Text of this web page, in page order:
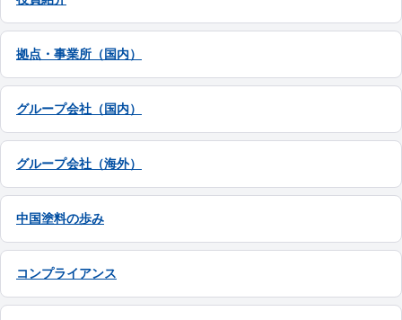
拠点・事業所（国内）
グループ会社（国内）
グループ会社（海外）
中国塗料の歩み
コンプライアンス